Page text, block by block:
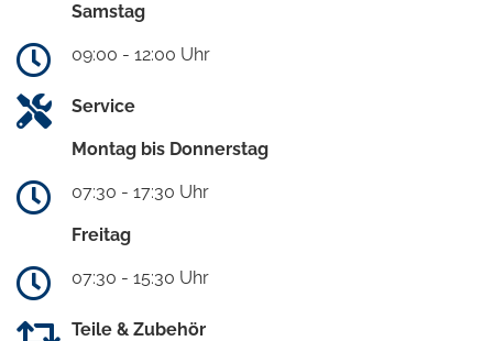
Samstag
09:00 - 12:00 Uhr
Service
Montag bis Donnerstag
07:30 - 17:30 Uhr
Freitag
07:30 - 15:30 Uhr
Teile & Zubehör